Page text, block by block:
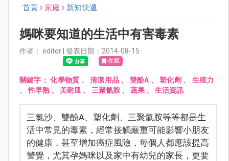
首頁 家庭 新知快遞
媽咪要知道的生活中有害毒素
作者： editor | 發表日期：2014-08-15
收藏
關鍵字：化學物質 、清潔用品 、 雙酚A 、塑化劑 、 生殖力
、性早熟、 美耐皿 、 三聚氰胺、 蔬果、 生活資訊
三氯沙、雙酚A、塑化劑、三聚氫胺等等都是生
活中常見的毒素，經常接觸嚴重可能影響小朋友
的健康，甚至增加癌症風險，每個人都應該提高
警覺，尤其孕媽咪以及家中有幼兒的家長，更要